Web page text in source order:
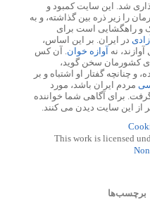
۱۳ اسفند ۱۳۸۷ پایه گذاری شد. این سایت کمبود و
را زیر ذره بین گذاشته، و به
و راهگشایی است برای
آزادی در ایران. بر این اساس،
نه آوازه خوان. آن کس
کشورمان سخن گوید،
چنانچه گفتار او اشتباه و بر
مردم ایران باشد، مورد
برای آگاهی شما خواننده
This work is licensed
برچسب‌ها